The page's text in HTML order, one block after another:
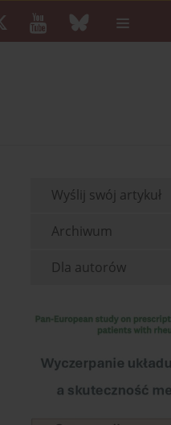
Wyślij swój artykuł
Archiwum
Dla autorów